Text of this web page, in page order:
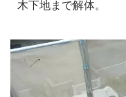
木下地まで解体。